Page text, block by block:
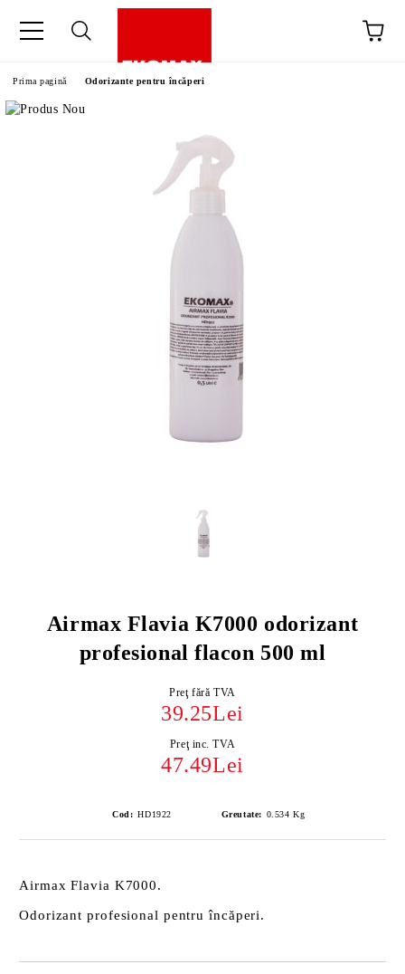
Prima pagină Odorizante pentru încăperi
Airmax Flavia K7000 odorizant
profesional flacon 500 ml
Preţ fără TVA
39.25Lei
Preţ inc. TVA
47.49Lei
Cod: HD1922 Greutate: 0.534 Kg
Airmax Flavia K7000.
Odorizant profesional pentru încăperi.